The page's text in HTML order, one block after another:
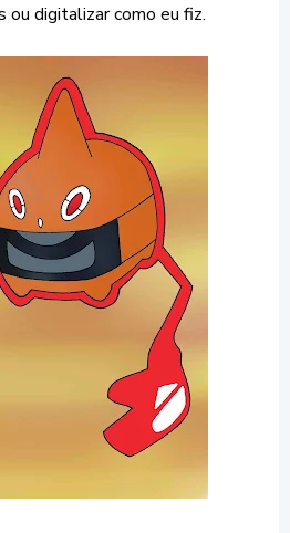
ou digitalizar como eu fiz.